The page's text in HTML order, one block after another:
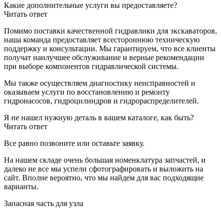
Какие дополнительные услуги вы предоставляете?
Читать ответ
Помимо поставки качественной гидравлики для экскаваторов,
наша команда предоставляет всестороннюю техническую
поддержку и консультации. Мы гарантируем, что все клиенты
получат наилучшее обслуживание и верные рекомендации
при выборе компонентов гидравлической системы.
Мы также осуществляем диагностику неисправностей и
оказываем услуги по восстановлению и ремонту
гидронасосов, гидроцилиндров и гидрораспределителей.
Я не нашел нужную деталь в вашем каталоге, как быть?
Читать ответ
Все равно позвоните или оставьте заявку.
На нашем складе очень большая номенклатура запчастей, и
далеко не все мы успели сфотографировать и выложить на
сайт. Вполне вероятно, что мы найдем для вас подходящие
варианты.
Запасная часть для узла